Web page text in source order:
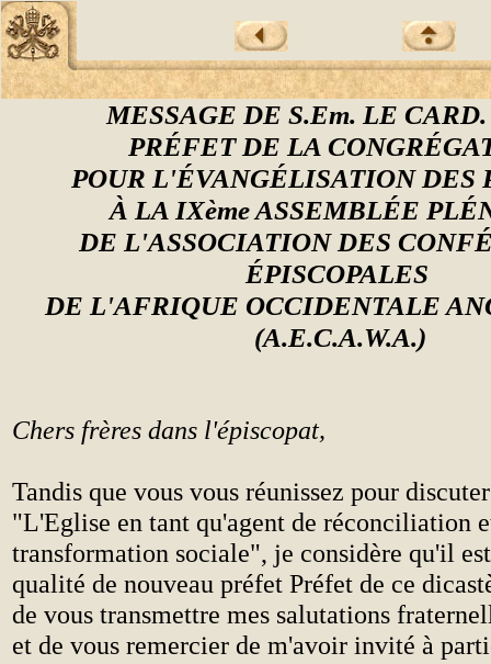
MESSAGE DE S.Em. LE
PRÉFET DE LA
POUR L'ÉVANGÉLISATION DES
À LA IXème ASSEMBLÉE
DE L'ASSOCIATION DES
ÉPISCOPALES
DE L'AFRIQUE OCCIDENTALE
(A.E.C.A.W.A.)
Chers frères dans l'épiscopat,
Tandis que vous vous réunissez pour
"L'Eglise en tant qu'agent de réconciliation
transformation sociale", je considère qu'il
qualité de nouveau préfet Préfet de ce
de vous transmettre mes salutations
et de vous remercier de m'avoir invité à